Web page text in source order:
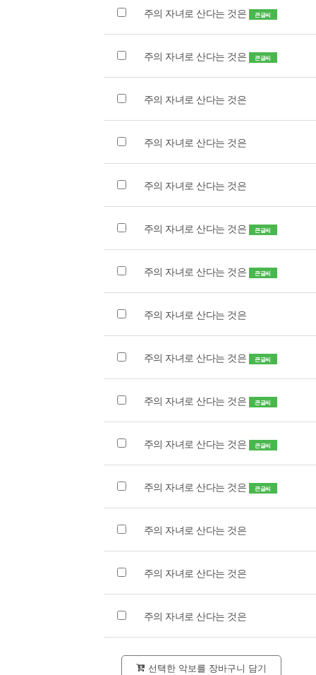
주의 자녀로 산다는 것은 큰글씨
주의 자녀로 산다는 것은 큰글씨
주의 자녀로 산다는 것은
주의 자녀로 산다는 것은
주의 자녀로 산다는 것은
주의 자녀로 산다는 것은 큰글씨
주의 자녀로 산다는 것은 큰글씨
주의 자녀로 산다는 것은
주의 자녀로 산다는 것은 큰글씨
주의 자녀로 산다는 것은 큰글씨
주의 자녀로 산다는 것은 큰글씨
주의 자녀로 산다는 것은 큰글씨
주의 자녀로 산다는 것은
주의 자녀로 산다는 것은
주의 자녀로 산다는 것은
선택한 악보를 장바구니 담기